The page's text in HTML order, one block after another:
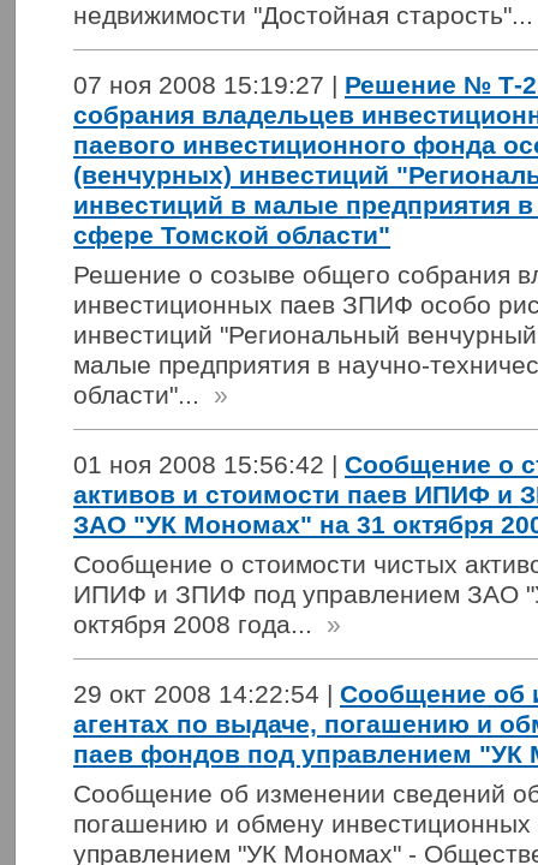
недвижимости "Достойная
07 ноя 2008 15:19:27 | Решение № Т-
собрания владельцев
паевого инвестиционного фонда
(венчурных) инвестиций
инвестиций в малые предприятия в
сфере Томской области"
Решение о созыве общего собрания
инвестиционных паев ЗПИФ особо
инвестиций "Региональный
малые предприятия в научно-
области"...
»
01 ноя 2008 15:56:42 | Сообщение о
активов и стоимости паев ИПИФ и
ЗАО "УК Мономах" на 31 октября
Сообщение о стоимости чистых
ИПИФ и ЗПИФ под управлением ЗАО
октября 2008 года...
»
29 окт 2008 14:22:54 | Сообщение об
агентах по выдаче, погашению и
паев фондов под управлением "УК
Сообщение об изменении сведений
погашению и обмену
управлением "УК Мономах" -